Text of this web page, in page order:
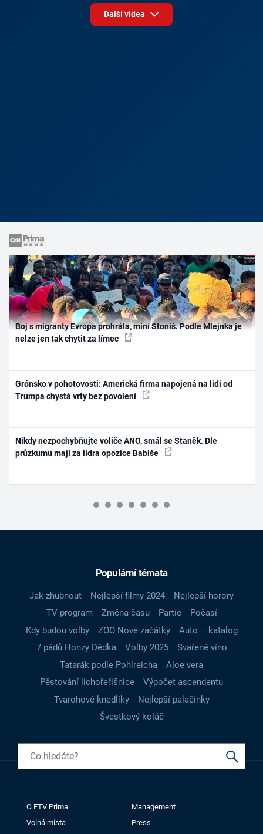
Další videa
Boj s migranty Evropa prohrála, míní Stoniš. Podle Mlejnka je
nelze jen tak chytit za límec
Grónsko v pohotovosti: Americká firma napojená na lidi od
Trumpa chystá vrty bez povolení
Nikdy nezpochybňujte voliče ANO, smál se Staněk. Dle
průzkumu mají za lídra opozice Babiše
Populární témata
Jak zhubnout Nejlepší filmy 2024
Nejlepší horory
TV program
Změna času Partie
Počasí
Kdy budou volby
ZOO Nové začátky
Auto – katalog
7 pádů Honzy Dědka
Volby 2025
Svařené víno
Tatarák podle Pohlreicha
Aloe vera
Pěstování lichořeřišnice
Výpočet ascendentu
Tvarohové knedlíky
Nejlepší palačinky
Švestkový koláč
O FTV Prima
Management
Volná místa
Press